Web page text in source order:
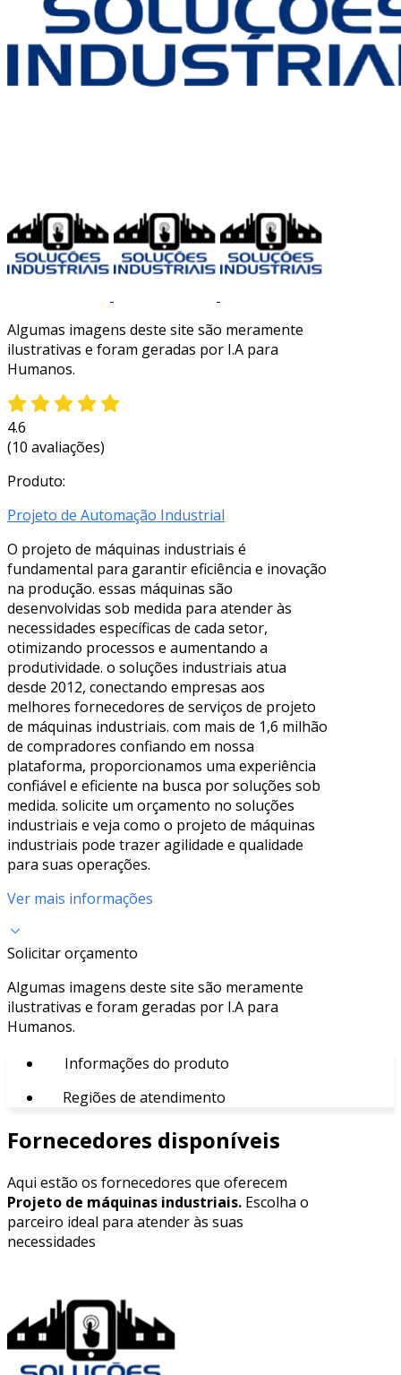
Algumas imagens deste site são meramente
ilustrativas e foram geradas por I.A para
Humanos.
4.6
(10 avaliações)
Produto:
Projeto de Automação Industrial
O projeto de máquinas industriais é
fundamental para garantir eficiência e inovação
na produção. essas máquinas são
desenvolvidas sob medida para atender às
necessidades específicas de cada setor,
otimizando processos e aumentando a
produtividade. o soluções industriais atua
desde 2012, conectando empresas aos
melhores fornecedores de serviços de projeto
de máquinas industriais. com mais de 1,6 milhão
de compradores confiando em nossa
plataforma, proporcionamos uma experiência
confiável e eficiente na busca por soluções sob
medida. solicite um orçamento no soluções
industriais e veja como o projeto de máquinas
industriais pode trazer agilidade e qualidade
para suas operações.
Ver mais informações
Solicitar orçamento
Algumas imagens deste site são meramente
ilustrativas e foram geradas por I.A para
Humanos.
Informações do produto
Regiões de atendimento
Fornecedores disponíveis
Aqui estão os fornecedores que oferecem
Projeto de máquinas industriais. Escolha o
parceiro ideal para atender às suas
necessidades